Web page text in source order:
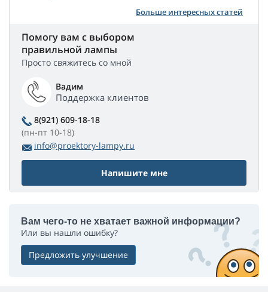
Больше интересных статей
Помогу вам с выбором
правильной лампы
Просто свяжитесь со мной
Вадим
Поддержка клиентов
8(921) 609-18-18
(пн-пт 10-18)
info@proektory-lampy.ru
Напишите мне
Вам чего-то не хватает важной информации?
Или вы нашли ошибку?
Предложить улучшение